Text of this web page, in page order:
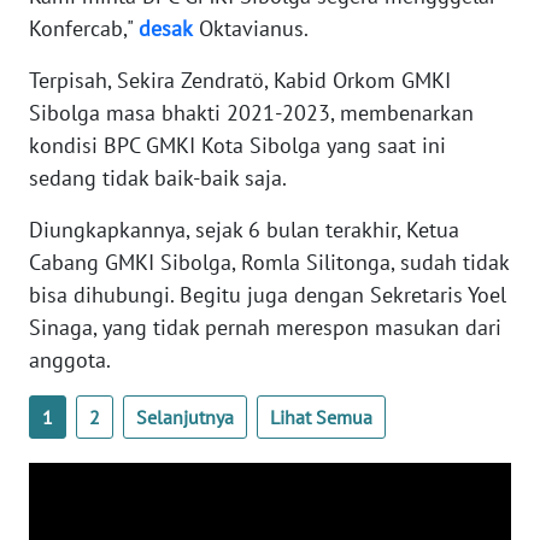
Konfercab," desak Oktavianus.
Terpisah, Sekira Zendratö, Kabid Orkom GMKI
Sibolga masa bhakti 2021-2023, membenarkan
kondisi BPC GMKI Kota Sibolga yang saat ini
sedang tidak baik-baik saja.
Diungkapkannya, sejak 6 bulan terakhir, Ketua
Cabang GMKI Sibolga, Romla Silitonga, sudah tidak
bisa dihubungi. Begitu juga dengan Sekretaris Yoel
Sinaga, yang tidak pernah merespon masukan dari
anggota.
1 2 Selanjutnya Lihat Semua
NUSANTARA
WN
JOGJA
WN
JATIM
WN
KALBAR